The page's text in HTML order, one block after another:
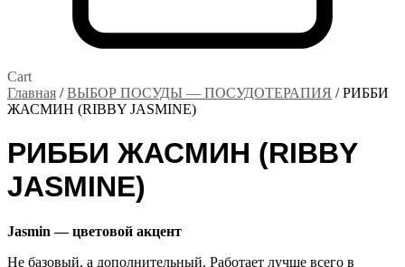
Cart
Главная /ВЫБОР ПОСУДЫ — ПОСУДОТЕРАПИЯ / РИББИ
ЖАСМИН (RIBBY JASMINE)
РИББИ ЖАСМИН (RIBBY
JASMINE)
Jasmin — цветовой акцент
Не базовый, а дополнительный. Работает лучше всего в